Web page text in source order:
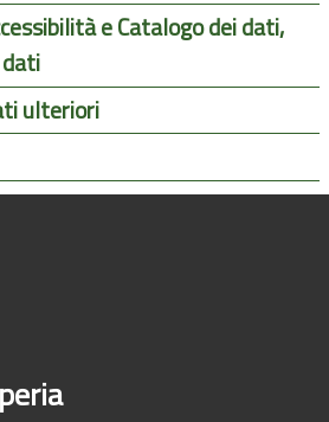
e Catalogo dei dati,
ulteriori